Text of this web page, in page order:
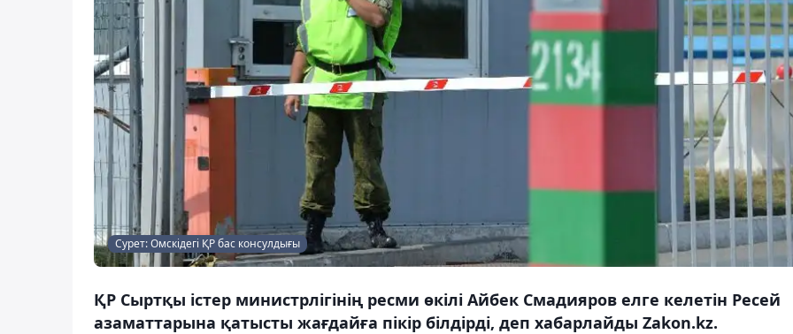
Сурет: Омскідегі ҚР бас консулдығы
ҚР Сыртқы істер министрлігінің ресми өкілі Айбек Смадияров елге келетін Ресей
азаматтарына қатысты жағдайға пікір білдірді, деп хабарлайды Zakon.kz.